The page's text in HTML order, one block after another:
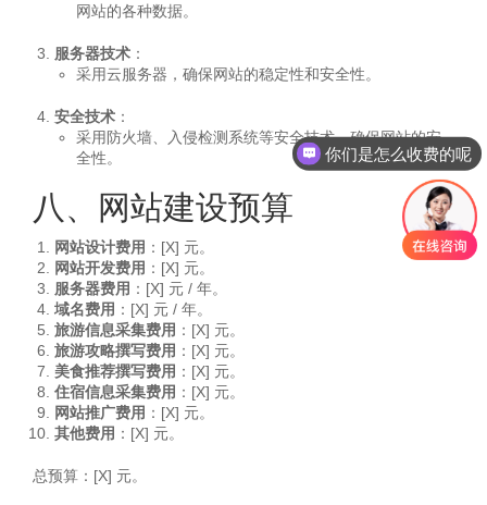
网站的各种数据。
服务器技术 ：
采用云服务器，确保网站的稳定性和安全性。
安全技术 ：
采用防火墙、入侵检测系统等安全技术，确保网站的安
全性。
八、网站建设预算
网站设计费用 ：[X] 元。
网站开发费用 ：[X] 元。
服务器费用 ：[X] 元 / 年。
域名费用 ：[X] 元 / 年。
旅游信息采集费用 ：[X] 元。
旅游攻略撰写费用 ：[X] 元。
美食推荐撰写费用 ：[X] 元。
住宿信息采集费用 ：[X] 元。
网站推广费用 ：[X] 元。
其他费用 ：[X] 元。
总预算：[X] 元。
现在有优惠活动吗